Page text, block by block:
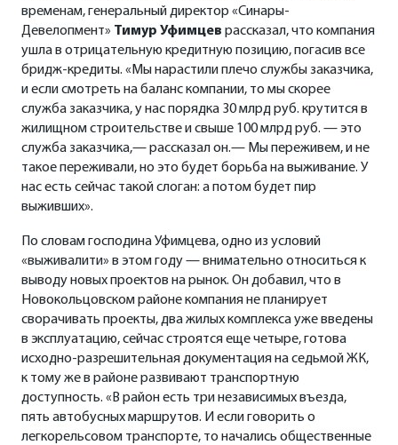
временам, генеральный директор «Синары-
Девелопмент» Тимур Уфимцев рассказал, что компания
ушла в отрицательную кредитную позицию, погасив все
бридж-кредиты. «Мы нарастили плечо службы заказчика,
и если смотреть на баланс компании, то мы скорее
служба заказчика, у нас порядка 30 млрд руб. крутится в
жилищном строительстве и свыше 100 млрд руб. — это
служба заказчика,— рассказал он.— Мы переживем, и не
такое переживали, но это будет борьба на выживание. У
нас есть сейчас такой слоган: а потом будет пир
выживших».
По словам господина Уфимцева, одно из условий
«выживалити» в этом году — внимательно относиться к
выводу новых проектов на рынок. Он добавил, что в
Новокольцовском районе компания не планирует
сворачивать проекты, два жилых комплекса уже введены
в эксплуатацию, сейчас строятся еще четыре, готова
исходно-разрешительная документация на седьмой ЖК,
к тому же в районе развивают транспортную
доступность. «В район есть три независимых въезда,
пять автобусных маршрутов. И если говорить о
легкорельсовом транспорте, то начались общественные